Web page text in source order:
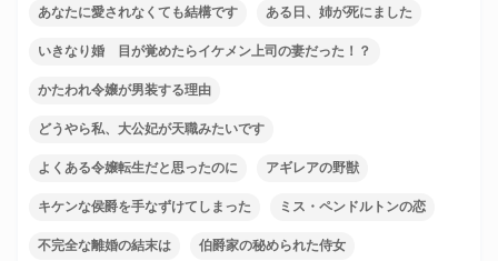
あなたに愛されなくても結構です ある日、姉が死にました
いきなり婚 目が覚めたらイケメン上司の妻だった！？
かたわれ令嬢が男装する理由
どうやら私、大公妃が天職みたいです
よくある令嬢転生だと思ったのに アギレアの野獣
キケンな侯爵を手なずけてしまった ミス・ペンドルトンの恋
不完全な離婚の結末は 伯爵家の秘められた侍女